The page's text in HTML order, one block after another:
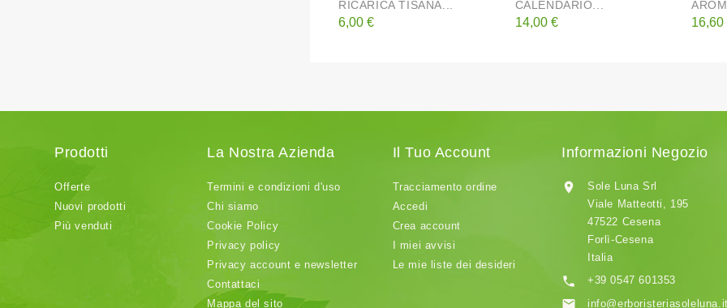
RICARICA TISANA...
Prezzo
6,00 €
CALENDARIO...
Prezzo
14,00 € 16,60
Prodotti
Offerte
Nuovi prodotti
Più venduti
La Nostra Azienda
Termini e condizioni d'uso
Chi siamo
Cookie Policy
Privacy policy
Privacy account e newsletter
Contattaci
Mappa del sito
Il Tuo Account
Tracciamento ordine
Accedi
Crea account
I miei avvisi
Le mie liste dei desideri
Informazioni Negozio

Sole Luna Srl
Viale Matteotti, 195
47522 Cesena
Forlì-Cesena
Italia
 +39 0547 601353
